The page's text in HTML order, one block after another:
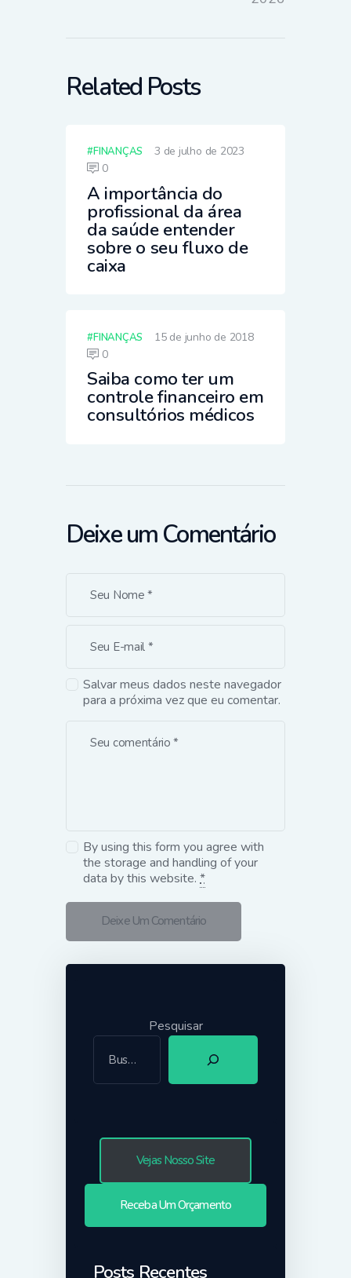
Related Posts
FINANÇAS
3 de julho de 2023
0
A importância do
profissional da área
da saúde entender
sobre o seu fluxo de
caixa
FINANÇAS
15 de junho de 2018
0
Saiba como ter um
controle financeiro em
consultórios médicos
Deixe um Comentário
Salvar meus dados neste navegador
para a próxima vez que eu comentar.
By using this form you agree with
the storage and handling of your
data by this website.*
Pesquisar
Vejas Nosso Site
Receba Um Orçamento
Posts Recentes